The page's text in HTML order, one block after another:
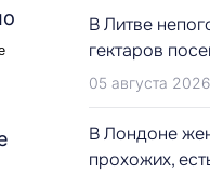
В Литве
гектаров
05 августа
В Лондоне
прохожих,